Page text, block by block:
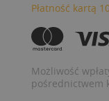
Płatność kartą
Możliwość
pośrednictwem